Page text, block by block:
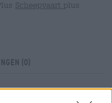
Scheepvaart plus
(0)